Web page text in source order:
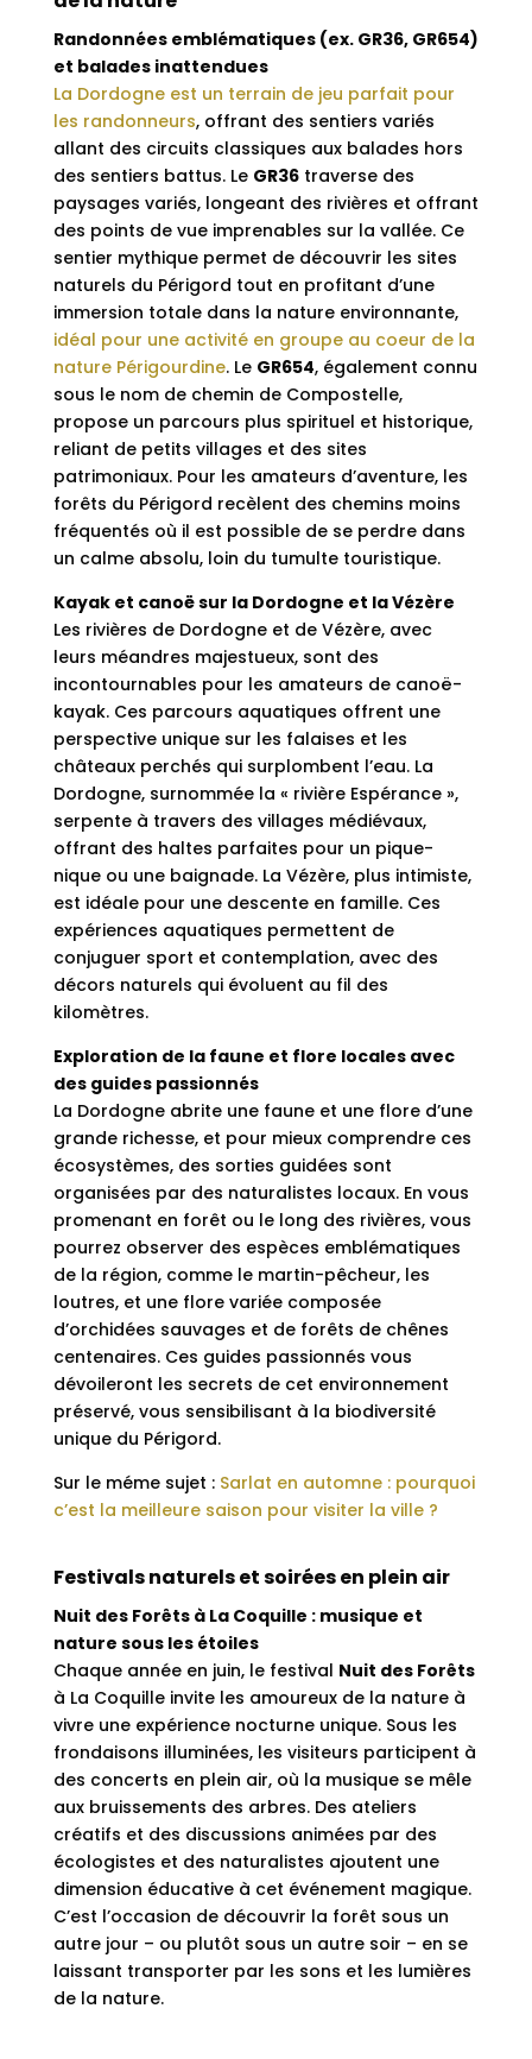
Randonnées emblématiques (ex. GR36, GR654)
et balades inattendues
La Dordogne est un terrain de jeu parfait pour
les randonneurs, offrant des sentiers variés
allant des circuits classiques aux balades hors
des sentiers battus. Le GR36traverse des
paysages variés, longeant des rivières et offrant
des points de vue imprenables sur la vallée. Ce
sentier mythique permet de découvrir les sites
naturels du Périgord tout en profitant d’une
immersion totale dans la nature environnante,
idéal pour une activité en groupe au coeur de la
nature Périgourdine. Le GR654, également connu
sous le nom de chemin de Compostelle,
propose un parcours plus spirituel et historique,
reliant de petits villages et des sites
patrimoniaux. Pour les amateurs d’aventure, les
forêts du Périgord recèlent des chemins moins
fréquentés où il est possible de se perdre dans
un calme absolu, loin du tumulte touristique.
Kayak et canoë sur la Dordogne et la Vézère
Les rivières de Dordogne et de Vézère, avec
leurs méandres majestueux, sont des
incontournables pour les amateurs de canoë-
kayak. Ces parcours aquatiques offrent une
perspective unique sur les falaises et les
châteaux perchés qui surplombent l’eau. La
Dordogne, surnommée la « rivière Espérance »,
serpente à travers des villages médiévaux,
offrant des haltes parfaites pour un pique-
nique ou une baignade. La Vézère, plus intimiste,
est idéale pour une descente en famille. Ces
expériences aquatiques permettent de
conjuguer sport et contemplation, avec des
décors naturels qui évoluent au fil des
kilomètres.
Exploration de la faune et flore locales avec
des guides passionnés
La Dordogne abrite une faune et une flore d’une
grande richesse, et pour mieux comprendre ces
écosystèmes, des sorties guidées sont
organisées par des naturalistes locaux. En vous
promenant en forêt ou le long des rivières, vous
pourrez observer des espèces emblématiques
de la région, comme le martin-pêcheur, les
loutres, et une flore variée composée
d’orchidées sauvages et de forêts de chênes
centenaires. Ces guides passionnés vous
dévoileront les secrets de cet environnement
préservé, vous sensibilisant à la biodiversité
unique du Périgord.
Sur le méme sujet : Sarlat en automne : pourquoi
c’est la meilleure saison pour visiter la ville ?
Festivals naturels et soirées en plein air
Nuit des Forêts à La Coquille : musique et
nature sous les étoiles
Chaque année en juin, le festival Nuit des Forêts
à La Coquille invite les amoureux de la nature à
vivre une expérience nocturne unique. Sous les
frondaisons illuminées, les visiteurs participent à
des concerts en plein air, où la musique se mêle
aux bruissements des arbres. Des ateliers
créatifs et des discussions animées par des
écologistes et des naturalistes ajoutent une
dimension éducative à cet événement magique.
C’est l’occasion de découvrir la forêt sous un
autre jour – ou plutôt sous un autre soir – en se
laissant transporter par les sons et les lumières
de la nature.